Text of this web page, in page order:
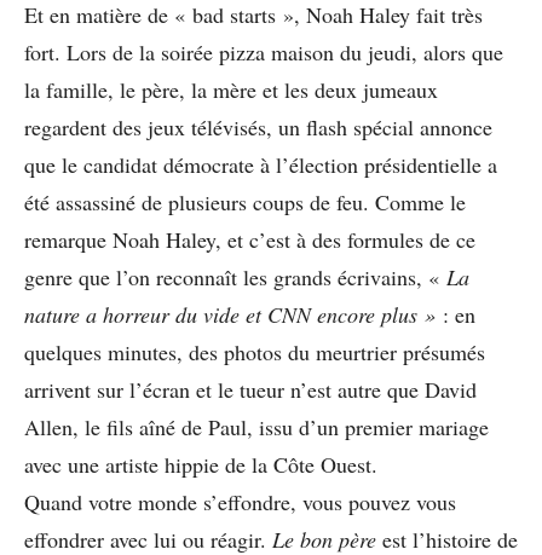
Et en matière de « bad starts », Noah Haley fait très
fort. Lors de la soirée pizza maison du jeudi, alors que
la famille, le père, la mère et les deux jumeaux
regardent des jeux télévisés, un flash spécial annonce
que le candidat démocrate à l’élection présidentielle a
été assassiné de plusieurs coups de feu. Comme le
remarque Noah Haley, et c’est à des formules de ce
genre que l’on reconnaît les grands écrivains, « La
nature a horreur du vide et CNN encore plus » : en
quelques minutes, des photos du meurtrier présumés
arrivent sur l’écran et le tueur n’est autre que David
Allen, le fils aîné de Paul, issu d’un premier mariage
avec une artiste hippie de la Côte Ouest.
Quand votre monde s’effondre, vous pouvez vous
effondrer avec lui ou réagir. Le bon père est l’histoire de